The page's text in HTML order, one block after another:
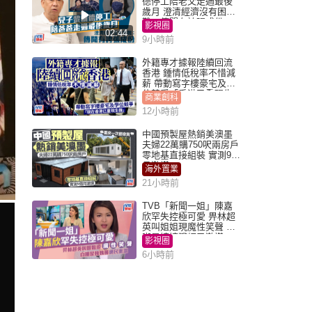
02:44
歲月 澄清經濟沒有困
難：傳聞有誇張成份
影視圈
9小時前
外籍專才據報陸續回流
香港 鍾情低稅率不惜減
薪 帶動寫字樓豪宅及學
位競爭「香港已重現生
機」
商業創科
12小時前
中國預製屋熱銷美澳墨
夫婦22萬購750呎兩房戶
零地基直接組裝 實測9個
月激讚
海外置業
21小時前
TVB「新聞一姐」陳嘉
欣罕失控極可愛 畀林超
英叫姐姐現魔性笑聲 自
嘲是姨姨獲網民激讚
影視圈
6小時前